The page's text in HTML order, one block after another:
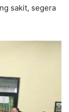
sakit, segera